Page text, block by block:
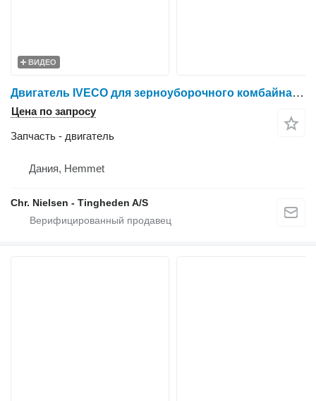
ВИДЕО
Двигатель IVECO для зерноуборочного комбайна New Holland FX375
Цена по запросу
Запчасть - двигатель
Дания, Hemmet
Chr. Nielsen - Tingheden A/S